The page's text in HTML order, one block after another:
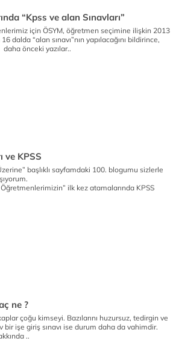
“Kpss ve alan Sınavları”
için ÖSYM, öğretmen seçimine ilişkin 2013
dalda “alan sınavı”nın yapılacağını bildirince,
önceki yazılar..
ve KPSS
başlıklı sayfamdaki 100. blogumu sizlerle
ilk kez atamalarında KPSS
ne ?
çoğu kimseyi. Bazılarını huzursuz, tedirgin ve
bir işe giriş sınavı ise durum daha da vahimdir.
..